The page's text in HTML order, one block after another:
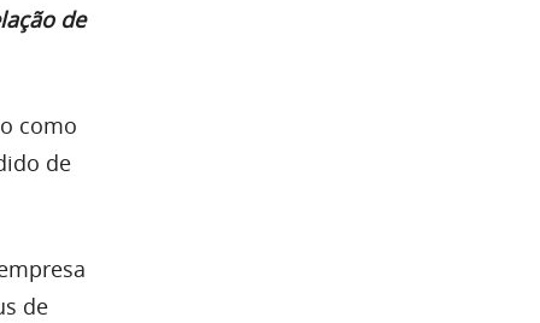
de
como
de
de